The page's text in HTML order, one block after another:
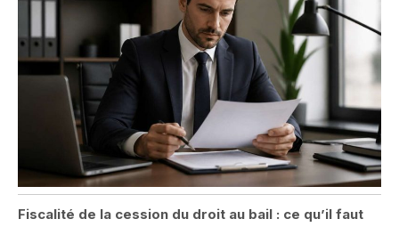
Fiscalité de la cession du droit au bail : ce qu’il faut